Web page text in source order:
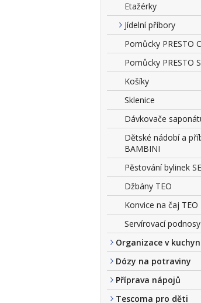
Etažérky
Jídelní příbory
Pomůcky PRESTO
Pomůcky PRESTO
Košíky
Sklenice
Dávkovače
Dětské nádobí a
BAMBINI
Pěstování bylinek
Džbány TEO
Konvice na čaj TEO
Servírovací podnosy
Organizace v
Dózy na potraviny
Příprava nápojů
Tescoma pro děti